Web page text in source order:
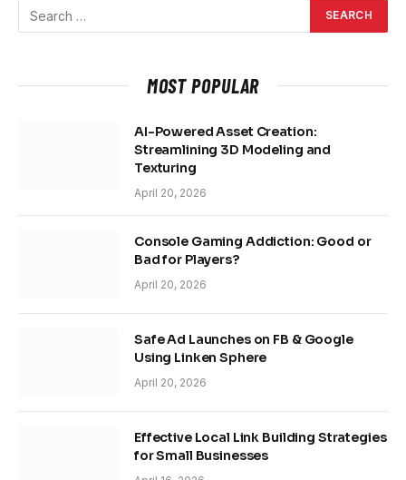
MOST POPULAR
AI-Powered Asset Creation:
Streamlining 3D Modeling and
Texturing
April 20, 2026
Console Gaming Addiction: Good or
Bad for Players?
April 20, 2026
Safe Ad Launches on FB & Google
Using Linken Sphere
April 20, 2026
Effective Local Link Building Strategies
for Small Businesses